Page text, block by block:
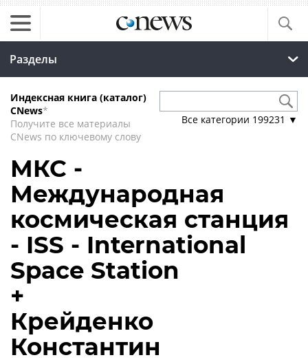
Разделы
Индексная книга (каталог)
CNews*
Получите все материалы
CNews по ключевому слову
Все категории 199231 ▼
МКС -
Международная
космическая станция
- ISS - International
Space Station
+
Крейденко
Константин